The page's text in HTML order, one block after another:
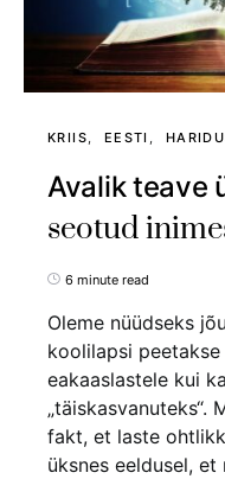
KRIIS EESTI
Avalik teave
seotud
6 minute read
Oleme nüüdseks
koolilapsi
eakaaslastele kui
„täiskasvanuteks“.
fakt, et laste
üksnes eeldusel,